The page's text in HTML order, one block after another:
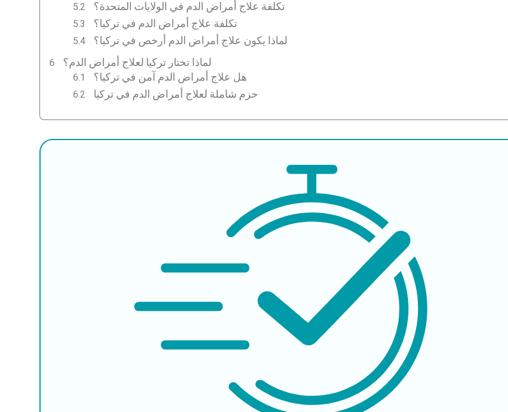
تكلفة علاج أمراض الدم في الولايات المتحدة؟
تكلفة علاج أمراض الدم في تركيا؟
لماذا يكون علاج أمراض الدم أرخص في تركيا؟
لماذا تختار تركيا لعلاج أمراض الدم؟
هل علاج أمراض الدم آمن في تركيا؟
حزم شاملة لعلاج أمراض الدم في تركيا